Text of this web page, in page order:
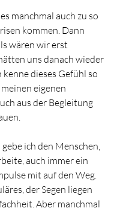
manchmal auch zu so
kommen. Dann
wären wir erst
uns danach wieder
kenne dieses Gefühl so
eigenen
aus der Begleitung
ich den Menschen,
auch immer ein
mit auf den Weg.
der Segen liegen
Aber manchmal